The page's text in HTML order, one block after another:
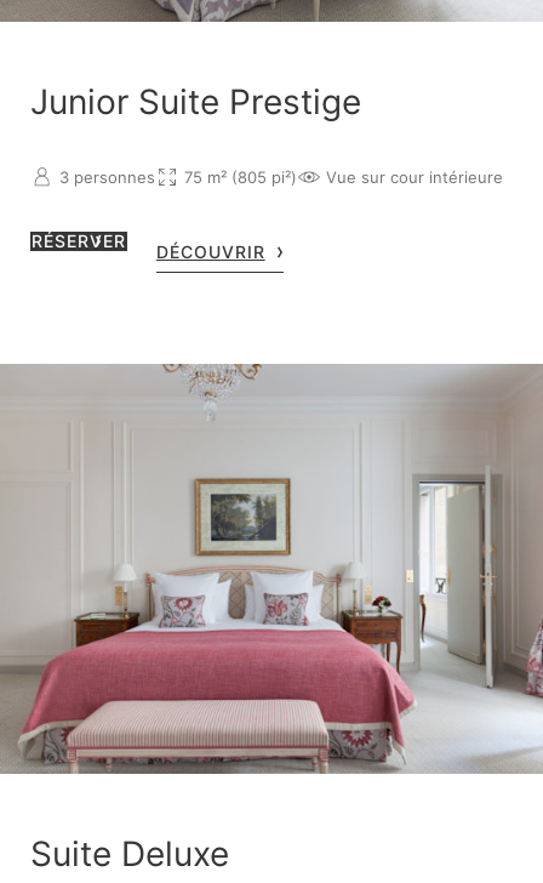
Junior Suite Prestige
3 personnes 75 m² (805 pi²) Vue sur cour intérieure
RÉSERVER
DÉCOUVRIR
Suite Deluxe